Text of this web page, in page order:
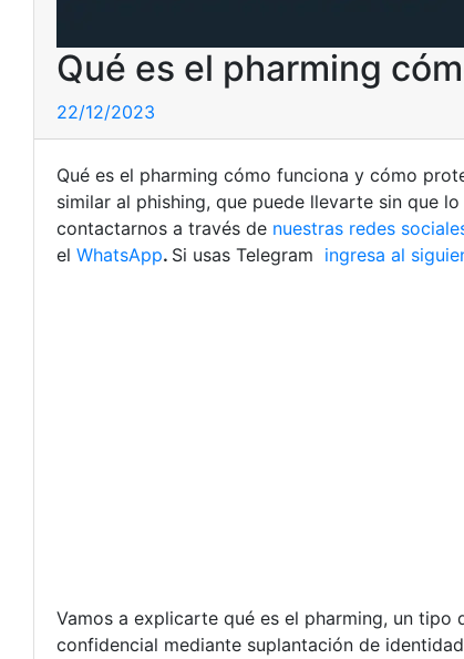
Qué es el pharming
22/12/2023
Qué es el pharming cómo funciona y cómo
similar al phishing, que puede llevarte sin que
contactarnos a través de nuestras redes
el WhatsApp. Si usas Telegram ingresa al
Vamos a explicarte qué es el pharming, un
confidencial mediante suplantación de